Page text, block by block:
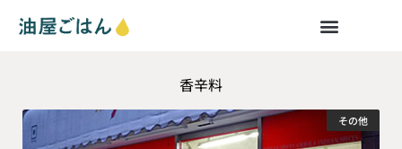
香辛料
その他